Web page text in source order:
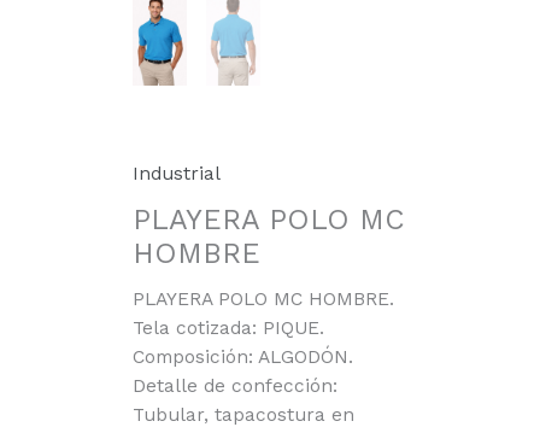
Industrial
PLAYERA POLO MC
HOMBRE
PLAYERA POLO MC HOMBRE.
Tela cotizada: PIQUE.
Composición: ALGODÓN.
Detalle de confección:
Tubular, tapacostura en